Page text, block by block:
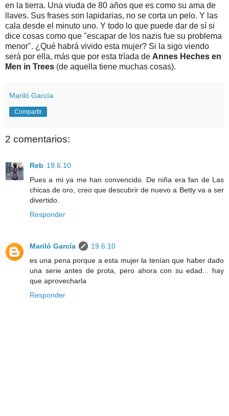
en la tierra. Una viuda de 80 años que es como su ama de
llaves. Sus frases son lapidarias, no se corta un pelo. Y las
cala desde el minuto uno. Y todo lo que puede dar de sí si
dice cosas como que "escapar de los nazis fue su problema
menor". ¿Qué habrá vivido esta mujer? Si la sigo viendo
será por ella, más que por esta tríada de Annes Heches en
Men in Trees (de aquella tiene muchas cosas).
Mariló García
Compartir
2 comentarios:
Reb 19.6.10
Pues a mi ya me han convencido. De niña era fan de Las
chicas de oro, creo que descubrir de nuevo a Betty va a ser
divertido.
Responder
Mariló García
19.6.10
es una pena porque a esta mujer la tenían que haber dado
una serie antes de prota, pero ahora con su edad... hay
que aprovecharla
Responder